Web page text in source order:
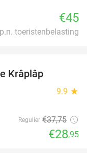
€45
toeristenbelasting
Krâplâp
9.9 star
Regulier €37,75
€28,95